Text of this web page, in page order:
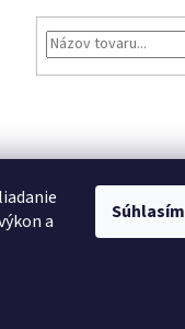
a
Súhlasím